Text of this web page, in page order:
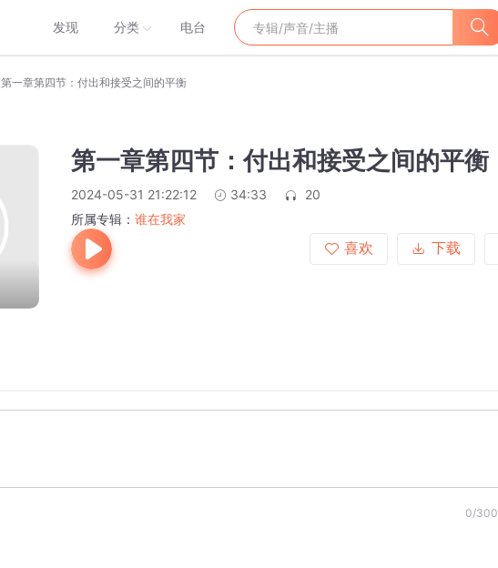
发现 分类 电台
第一章第四节：付出和接受之间的平衡
第一章第四节：付出和接受之间的平衡
2024-05-31 21:22:12 34:33
20
所属专辑： 谁在我家
喜欢
下载
0/300